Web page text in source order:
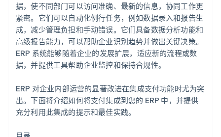
据，使不同部门可以访问准确、最新的信息，协同工作更
紧密。它们可以自动化例行任务，例如数据录入和报告生
成，减少管理负担和手动错误。它们具备数据分析功能和
高级报告能力，可以帮助企业识别趋势并做出关键决策。
ERP 系统能够随着企业的发展扩展，适应新的流程或数
据，并提供工具帮助企业监控和保持合规性。
ERP 对企业内部运营的显著改进在集成支付功能时尤为突
出。下面将介绍如何将支付集成到您的 ERP 中，并提供
充分利用此集成的提示和最佳实践。